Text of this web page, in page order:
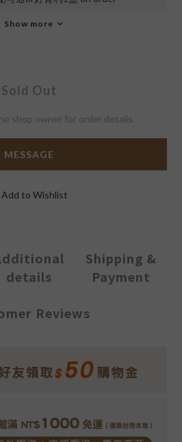
Show more
Sold Out
shop owner for order details.
MESSAGE
Add to Wishlist
details
Shipping &
Payment
Reviews